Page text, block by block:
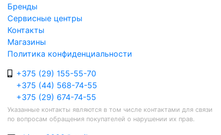
Бренды
Сервисные центры
Контакты
Магазины
Политика конфиденциальности
+375 (29) 155-55-70
+375 (44) 568-74-55
+375 (29) 674-74-55
Указанные контакты являются в том числе контактами для связи
по вопросам обращения покупателей о нарушении их прав.